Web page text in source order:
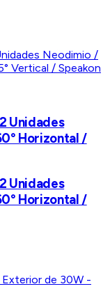
Unidades
Horizontal /
Unidades
Horizontal /